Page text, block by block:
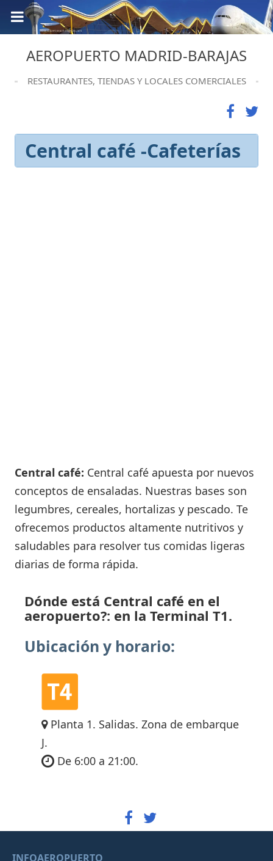
AEROPUERTO MADRID-BARAJAS
RESTAURANTES, TIENDAS Y LOCALES COMERCIALES
Central café -Cafeterías
Central café: Central café apuesta por nuevos
conceptos de ensaladas. Nuestras bases son
legumbres, cereales, hortalizas y pescado. Te
ofrecemos productos altamente nutritivos y
saludables para resolver tus comidas ligeras
diarias de forma rápida.
Dónde está Central café en el
aeropuerto?: en la Terminal T1.
Ubicación y horario:
Planta 1. Salidas. Zona de embarque
J.
De 6:00 a 21:00.
INFOAEROPUERTO